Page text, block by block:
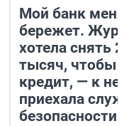
Мой банк меня
бережет.
хотела снять
тысяч, чтобы
кредит, — к
приехала
безопасности